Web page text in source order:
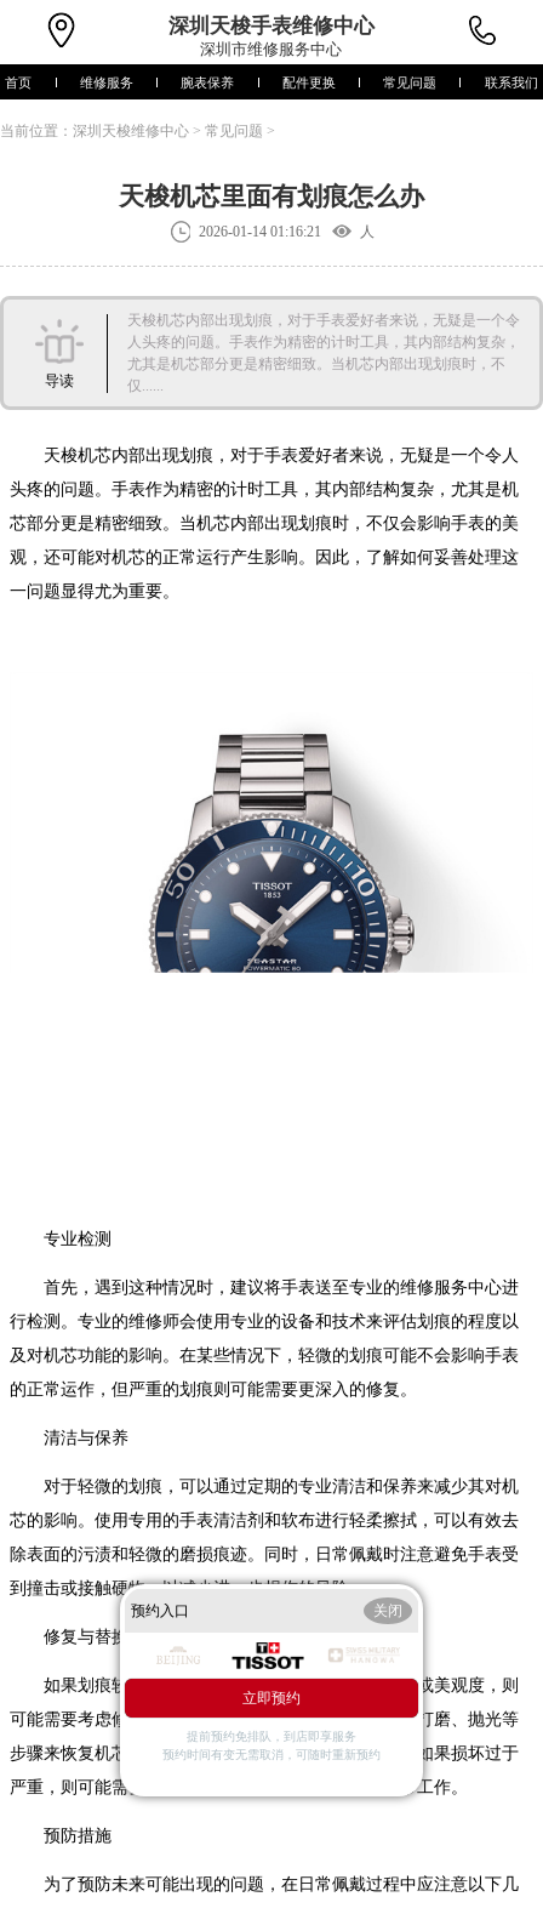
深圳 天梭手表维修中心
深圳市维修服务中心
首页 维修服务 腕表保养 配件更换 常见问题 联系我们
当前位置： 深圳天梭维修中心 > 常见问题 >
天梭机芯里面有划痕怎么办
2026-01-14 01:16:21 人
导读
天梭机芯内部出现划痕，对于手表爱好者来说，无疑是一个令
人头疼的问题。手表作为精密的计时工具，其内部结构复杂，
尤其是机芯部分更是精密细致。当机芯内部出现划痕时，不
仅......
天梭机芯内部出现划痕，对于手表爱好者来说，无疑是一个令人
头疼的问题。手表作为精密的计时工具，其内部结构复杂，尤其是机
芯部分更是精密细致。当机芯内部出现划痕时，不仅会影响手表的美
观，还可能对机芯的正常运行产生影响。因此，了解如何妥善处理这
一问题显得尤为重要。
专业检测
首先，遇到这种情况时，建议将手表送至专业的维修服务中心进
行检测。专业的维修师会使用专业的设备和技术来评估划痕的程度以
及对机芯功能的影响。在某些情况下，轻微的划痕可能不会影响手表
的正常运作，但严重的划痕则可能需要更深入的修复。
清洁与保养
对于轻微的划痕，可以通过定期的专业清洁和保养来减少其对机
芯的影响。使用专用的手表清洁剂和软布进行轻柔擦拭，可以有效去
除表面的污渍和轻微的磨损痕迹。同时，日常佩戴时注意避免手表受
到撞击或接触硬物，以减少进一步损伤的风险。
修复与替换
如果划痕较为严重，并且已经影响到了机芯的功能或美观度，则
可能需要考虑修复或更换机芯。修复过程通常包括精细打磨、抛光等
步骤来恢复机芯表面的光滑度和光泽。在某些情况下，如果损坏过于
严重，则可能需要更换全新的机芯以确保手表能够正常工作。
预防措施
为了预防未来可能出现的问题，在日常佩戴过程中应注意以下几
预约入口 关闭
立即预约
提前预约免排队，到店即享服务
预约时间有变无需取消，可随时重新预约